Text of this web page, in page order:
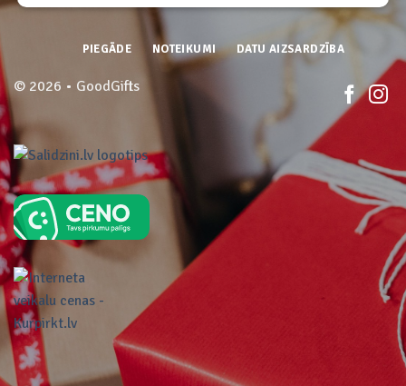
© 2026 • GoodGifts
PIEGĀDE NOTEIKUMI DATU AIZSARDZĪBA